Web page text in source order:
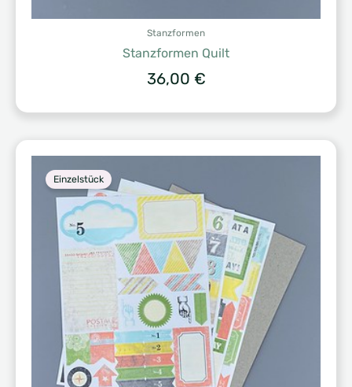
Stanzformen
Stanzformen Quilt
36,00 €
Einzelstück